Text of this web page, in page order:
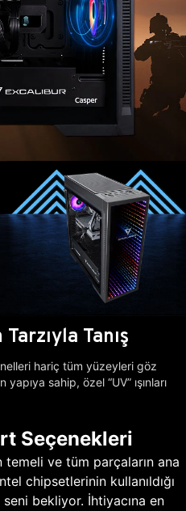
Tanış
hariç tüm yüzeyleri göz
sahip, özel “UV” ışınları
Seçenekleri
temeli ve tüm parçaların ana
chipsetlerinin kullanıldığı
bekliyor. İhtiyacına en